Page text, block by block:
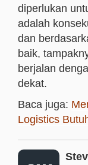
diperlukan
adalah
dan
baik,
berjalan
dekat.
Baca juga:
Logistics